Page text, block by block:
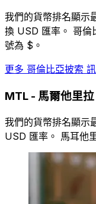
我們的貨幣排名顯示
換 USD 匯率。 哥倫
號為 $。
更多 哥倫比亞披索
MTL - 馬爾他里拉
我們的貨幣排名顯示
USD 匯率。 馬耳他